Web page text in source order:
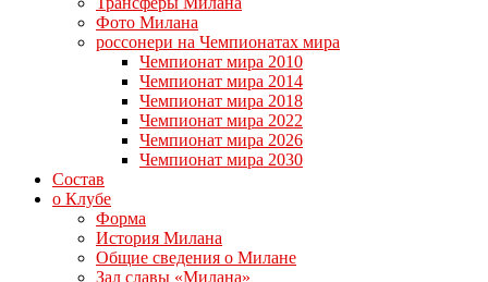
Фото Милана
россонери на Чемпионатах мира
Чемпионат мира 2010
Чемпионат мира 2014
Чемпионат мира 2018
Чемпионат мира 2022
Чемпионат мира 2026
Чемпионат мира 2030
Состав
о Клубе
Форма
История Милана
Общие сведения о Милане
Зал славы «Милана»